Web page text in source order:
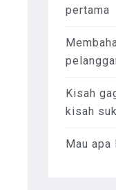
pertama
Kisah
kisah
Mau apa